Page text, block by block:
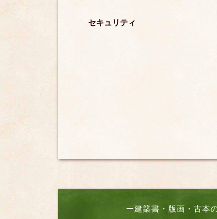
セキュリティ
ー建築書・版画・古本